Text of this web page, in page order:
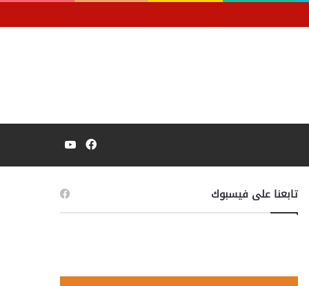
زغاريد وذبائح.. فرحة عارمة في منطقة أرقي بالشمالية عقب استرداد مواطن لشاحنته التي نهبتها المليشيا المتمردة.
فيسبوك
تابعنا على فيسبوك